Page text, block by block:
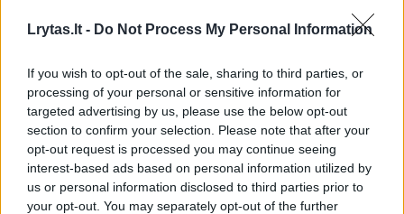
Lrytas.lt - Do Not Process My Personal Information
If you wish to opt-out of the sale, sharing to third parties, or
processing of your personal or sensitive information for
targeted advertising by us, please use the below opt-out
section to confirm your selection. Please note that after your
opt-out request is processed you may continue seeing
interest-based ads based on personal information utilized by
us or personal information disclosed to third parties prior to
your opt-out. You may separately opt-out of the further
Vilniaus oro uostą atskris birželio 29 d.
susisiekimą su Ispanijos kurortais kartą per
savaitę vykdydama maršrutą Vilnius-
Barselona. Trečiadienio rytais skraidysianti
aviakompanija suteiks keliautojams plačias
jungiamųjų skrydžių iš Barselonos galimybes.